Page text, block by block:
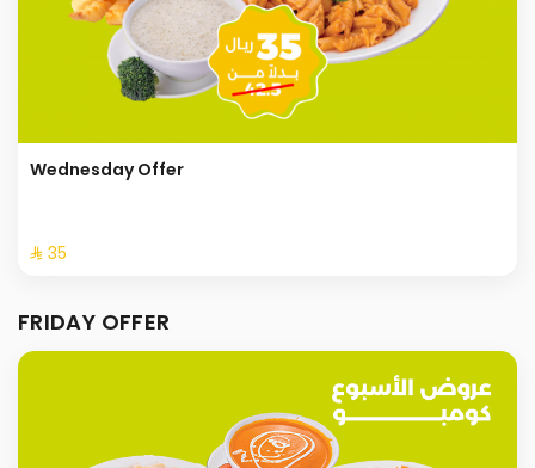
Wednesday Offer
⁨⁦‪‬ 35⁩
FRIDAY OFFER